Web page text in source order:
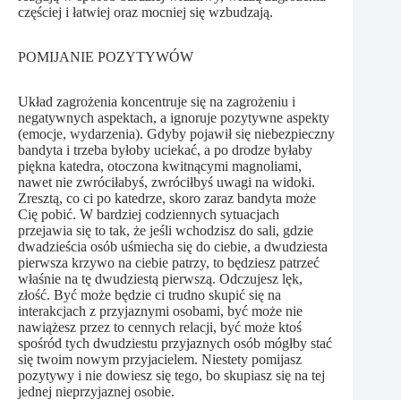
częściej i łatwiej oraz mocniej się wzbudzają.
POMIJANIE POZYTYWÓW
Układ zagrożenia koncentruje się na zagrożeniu i
negatywnych aspektach, a ignoruje pozytywne aspekty
(emocje, wydarzenia). Gdyby pojawił się niebezpieczny
bandyta i trzeba byłoby uciekać, a po drodze byłaby
piękna katedra, otoczona kwitnącymi magnoliami,
nawet nie zwróciłabyś, zwróciłbyś uwagi na widoki.
Zresztą, co ci po katedrze, skoro zaraz bandyta może
Cię pobić. W bardziej codziennych sytuacjach
przejawia się to tak, że jeśli wchodzisz do sali, gdzie
dwadzieścia osób uśmiecha się do ciebie, a dwudziesta
pierwsza krzywo na ciebie patrzy, to będziesz patrzeć
właśnie na tę dwudziestą pierwszą. Odczujesz lęk,
złość. Być może będzie ci trudno skupić się na
interakcjach z przyjaznymi osobami, być może nie
nawiążesz przez to cennych relacji, być może ktoś
spośród tych dwudziestu przyjaznych osób mógłby stać
się twoim nowym przyjacielem. Niestety pomijasz
pozytywy i nie dowiesz się tego, bo skupiasz się na tej
jednej nieprzyjaznej osobie.